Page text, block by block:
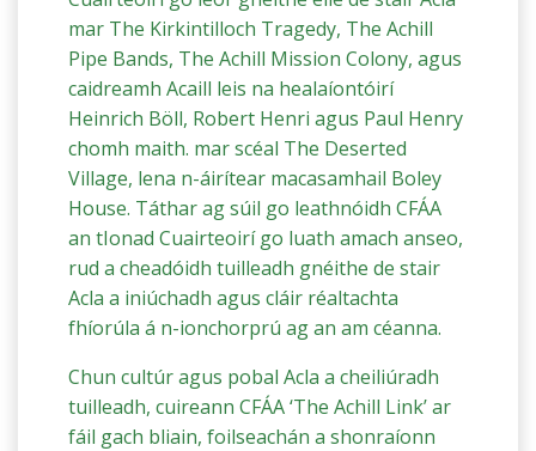
mar The Kirkintilloch Tragedy, The Achill
Pipe Bands, The Achill Mission Colony, agus
caidreamh Acaill leis na healaíontóirí
Heinrich Böll, Robert Henri agus Paul Henry
chomh maith. mar scéal The Deserted
Village, lena n-áirítear macasamhail Boley
House. Táthar ag súil go leathnóidh CFÁA
an tIonad Cuairteoirí go luath amach anseo,
rud a cheadóidh tuilleadh gnéithe de stair
Acla a iniúchadh agus cláir réaltachta
fhíorúla á n-ionchorprú ag an am céanna.
Chun cultúr agus pobal Acla a cheiliúradh
tuilleadh, cuireann CFÁA ‘The Achill Link’ ar
fáil gach bliain, foilseachán a shonraíonn